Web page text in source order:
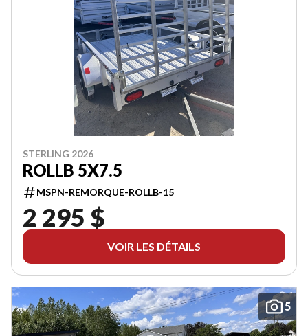
STERLING 2026
ROLLB 5X7.5
MSPN-REMORQUE-ROLLB-15
2 295 $
VOIR LES DÉTAILS
5